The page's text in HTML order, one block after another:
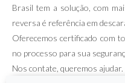
Brasil tem a solução, com
reversa é referência em
Oferecemos certificado com
no processo para sua
Nos contate, queremos ajudar.